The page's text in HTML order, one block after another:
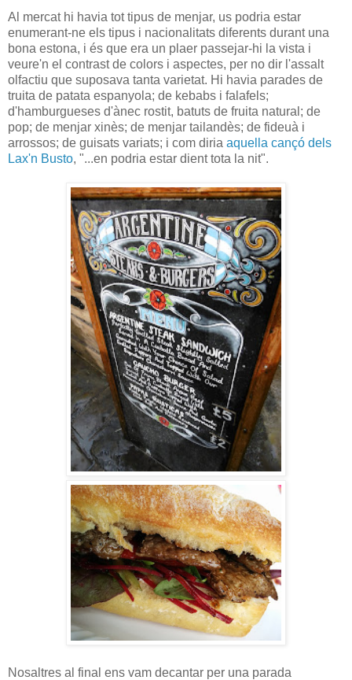
Al mercat hi havia tot tipus de menjar, us podria estar
enumerant-ne els tipus i nacionalitats diferents durant una
bona estona, i és que era un plaer passejar-hi la vista i
veure'n el contrast de colors i aspectes, per no dir l'assalt
olfactiu que suposava tanta varietat. Hi havia parades de
truita de patata espanyola; de kebabs i falafels;
d'hamburgueses d'ànec rostit, batuts de fruita natural; de
pop; de menjar xinès; de menjar tailandès; de fideuà i
arrossos; de guisats variats; i com diria aquella cançó dels
Lax'n Busto, "...en podria estar dient tota la nit".
Nosaltres al final ens vam decantar per una parada